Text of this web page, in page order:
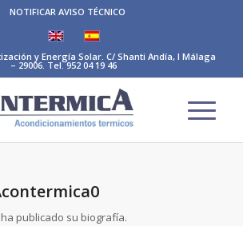
NOTIFICAR AVISO TÉCNICO
y Energía Solar. C/ Shanti Andía, I Málaga
– 29006. Tel. 952 04 19 46
publicado su biografía.